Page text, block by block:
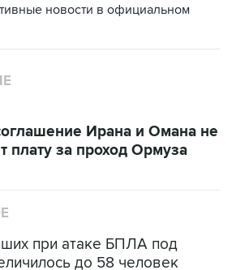
новости в официальном
Ирана и Омана не
плату за проход Ормуза
при атаке БПЛА под
до 58 человек